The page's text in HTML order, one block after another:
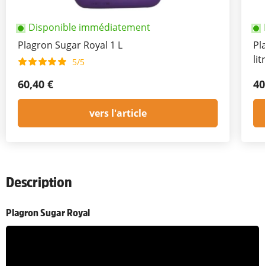
Disponible immédiatement
Plagron Sugar Royal 1 L
5/5
60,40 €
vers l'article
Description
Plagron Sugar Royal